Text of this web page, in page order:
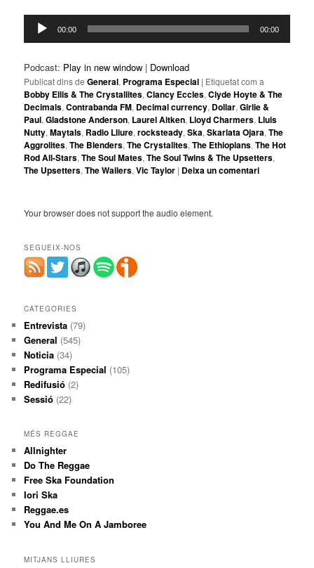
Reproductor
d'àudio
00:00 00:00
Podcast: Play in new window | Download
Publicat dins de General, Programa Especial | Etiquetat com a
Bobby Ellis & The Crystallites,Clancy Eccles,Clyde Hoyte & The
Decimals,Contrabanda FM, Decimal currency, Dollar,Girlie &
Paul,Gladstone Anderson, Laurel Aitken, Lloyd Charmers, Lluis
Nutty,Maytals, Radio Lliure,rocksteady,Ska,Skarlata Ojara,The
Aggrolites,The Blenders,The Crystalites,The Ethiopians,The Hot
Rod All-Stars,The Soul Mates,The Soul Twins & The Upsetters,
The Upsetters,The Wailers,Vic Taylor | Deixa un comentari
Your browser does not support the audio element.
SEGUEIX-NOS
CATEGORIES
Entrevista (79)
General (545)
Noticia (34)
Programa Especial (105)
Redifusió (2)
Sessió (22)
MÉS REGGAE
Allnighter
Do The Reggae
Free Ska Foundation
Iori Ska
Reggae.es
You And Me On A Jamboree
MITJANS LLIURES